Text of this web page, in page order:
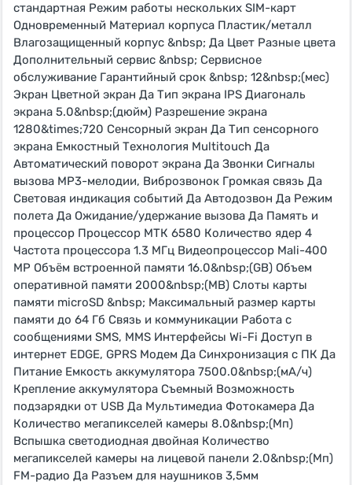
стандартная Режим работы нескольких SIM-карт
Одновременный Материал корпуса Пластик/металл
Влагозащищенный корпус &nbsp; Да Цвет Разные цвета
Дополнительный сервис &nbsp; Сервисное
обслуживание Гарантийный срок &nbsp; 12&nbsp;(мес)
Экран Цветной экран Да Тип экрана IPS Диагональ
экрана 5.0&nbsp;(дюйм) Разрешение экрана
1280&times;720 Сенсорный экран Да Тип сенсорного
экрана Емкостный Технология Multitouch Да
Автоматический поворот экрана Да Звонки Сигналы
вызова MP3-мелодии, Виброзвонок Громкая связь Да
Световая индикация событий Да Автодозвон Да Режим
полета Да Ожидание/удержание вызова Да Память и
процессор Процессор МТК 6580 Количество ядер 4
Частота процессора 1.3 МГц Видеопроцессор Mali-400
MP Объём встроенной памяти 16.0&nbsp;(GB) Объем
оперативной памяти 2000&nbsp;(MB) Слоты карты
памяти microSD &nbsp; Максимальный размер карты
памяти до 64 Гб Связь и коммуникации Работа с
сообщениями SMS, MMS Интерфейсы Wi-Fi Доступ в
интернет EDGE, GPRS Модем Да Синхронизация с ПК Да
Питание Емкость аккумулятора 7500.0&nbsp;(мА/ч)
Крепление аккумулятора Съемный Возможность
подзарядки от USB Да Мультимедиа Фотокамера Да
Количество мегапикселей камеры 8.0&nbsp;(Мп)
Вспышка светодиодная двойная Количество
мегапикселей камеры на лицевой панели 2.0&nbsp;(Мп)
FM-радио Да Разъем для наушников 3,5мм